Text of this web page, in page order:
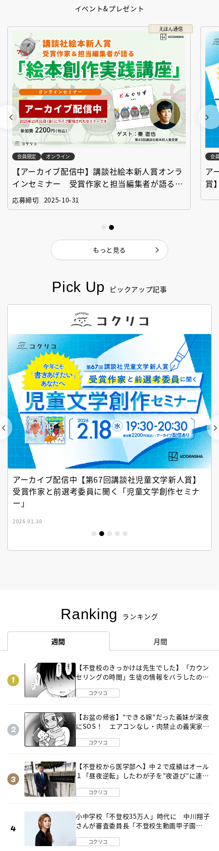
Pick Up ピックアップ記事
アーカイブ配信中【第67回講談社児童文学新人賞】
受賞作家と前選考委員に聞く「児童文学創作セミナ
ー」
2026.01.30
Ranking ランキング
週間 月間
【不登校のきっかけは先生でした】「カウン
セリングの時間」生徒の情報をバラしたの
コクリコ
【お盆の帰省】“できる嫁“だった義妹が深夜
にSOS！ エアコンなし・肉禁止の義実家ル
コクリコ
【不登校から医学部へ】中２で成績はオール
１「昼夜逆転」したわが子を”夜遊び”に連れ
コクリコ
小中学校「不登校35万人」時代に 中川翔子
さんが審査委員長「不登校生動画甲子園
コクリコ
イベント&プレゼント
えほん通信
会員限定 オンライン
【アーカイブ配信中】講談社絵本新人賞オンラ
インセミナー 受賞作家と担当編集者が語る
「絵本創作実践講座」
応募締切 2025-10-31
会
ア
賞
もっと見る